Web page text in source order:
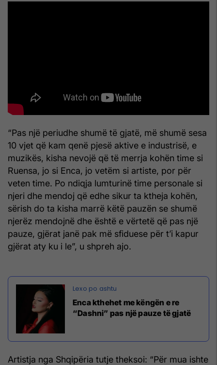
“Pas një periudhe shumë të gjatë, më shumë sesa
10 vjet që kam qenë pjesë aktive e industrisë, e
muzikës, kisha nevojë që të merrja kohën time si
Ruensa, jo si Enca, jo vetëm si artiste, por për
veten time. Po ndiqja lumturinë time personale si
njeri dhe mendoj që edhe sikur ta ktheja kohën,
sërish do ta kisha marrë këtë pauzën se shumë
njerëz mendojnë dhe është e vërtetë që pas një
pauze, gjërat janë pak më sfiduese për t’i kapur
gjërat aty ku i le”, u shpreh ajo.
Enca kthehet me këngën e re
“Dashni” pas një pauze të gjatë
Artistja nga Shqipëria tutje theksoi: “Për mua ishte